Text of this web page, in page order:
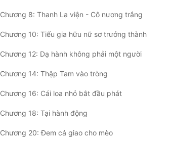
Chương 8: Thanh La viện - Cô nương trắng
Chương 10: Tiếu gia hữu nữ sơ trưởng thành
Chương 12: Dạ hành không phải một người
Chương 14: Thập Tam vào tròng
Chương 16: Cái loa nhỏ bắt đầu phát
Chương 18: Tại hành động
Chương 20: Đem cá giao cho mèo